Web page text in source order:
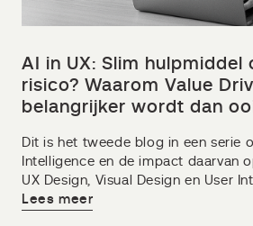
AI in UX: Slim hulpmiddel
risico? Waarom Value
belangrijker wordt dan
Dit is het tweede blog in een serie
Intelligence en de impact daarvan
UX Design, Visual Design en User
Lees meer